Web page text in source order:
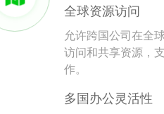
全球资源访问
允许跨国公司在全
访问和共享资源，
作。
多国办公灵活性